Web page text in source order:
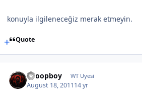
konuyla ilgileneceğiz merak etmeyin.
Quote
Snoopboy WT Uyesi
August 18, 201114 yr